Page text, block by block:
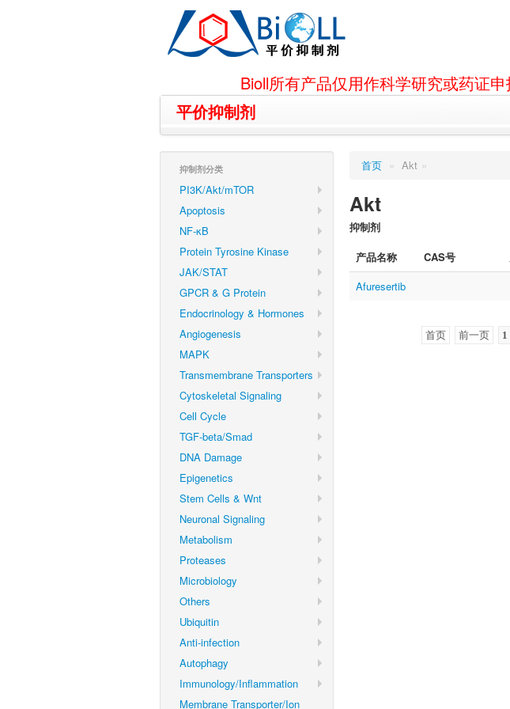
Bioll所有产品仅用作科学研究或药证
平价抑制剂
抑制剂分类
PI3K/Akt/mTOR
Apoptosis
NF-κB
Protein Tyrosine Kinase
JAK/STAT
GPCR & G Protein
Endocrinology & Hormones
Angiogenesis
MAPK
Transmembrane Transporters
Cytoskeletal Signaling
Cell Cycle
TGF-beta/Smad
DNA Damage
Epigenetics
Stem Cells & Wnt
Neuronal Signaling
Metabolism
Proteases
Microbiology
Others
Ubiquitin
Anti-infection
Autophagy
Immunology/Inflammation
Membrane Transporter/Ion
首页 » Akt »
Akt
抑制剂
产品名称
CAS号
Afuresertib
首页 前一页 1